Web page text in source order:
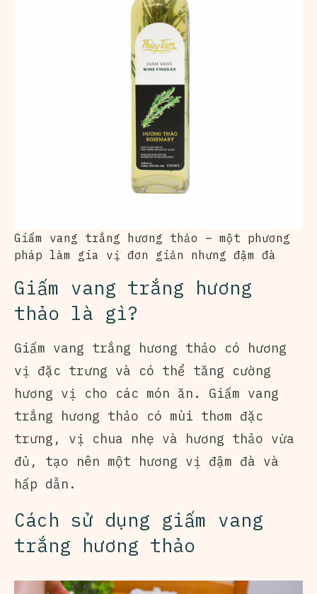
Giấm vang trắng hương thảo – một phương
pháp làm gia vị đơn giản nhưng đậm đà
Giấm vang trắng hương
thảo là gì?
Giấm vang trắng hương thảo có hương
vị đặc trưng và có thể tăng cường
hương vị cho các món ăn. Giấm vang
trắng hương thảo có mùi thơm đặc
trưng, vị chua nhẹ và hương thảo vừa
đủ, tạo nên một hương vị đậm đà và
hấp dẫn.
Cách sử dụng giấm vang
trắng hương thảo